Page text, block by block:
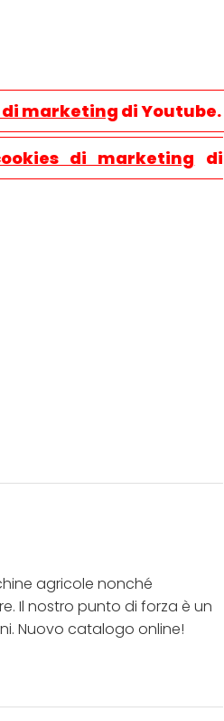
di marketing di Youtube.
di marketing di
agricole nonché
Il nostro punto di forza è un
Nuovo catalogo online!